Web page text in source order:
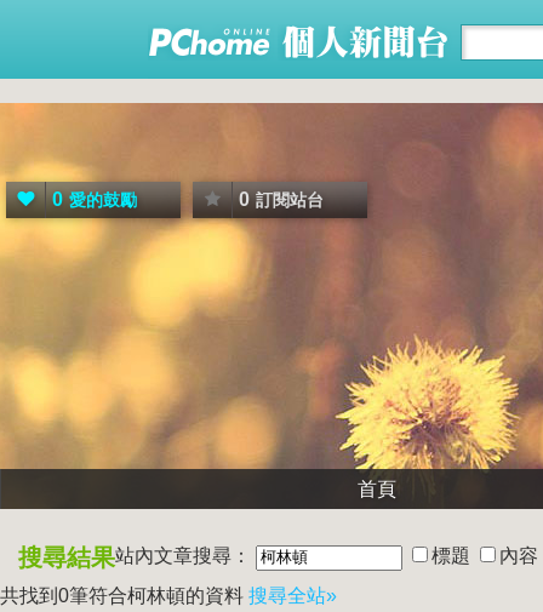
0 愛的鼓勵 0 訂閱站台
首頁
搜尋結果站內文章搜尋： 標題
內容
共找到0筆符合柯林頓的資料 搜尋全站»